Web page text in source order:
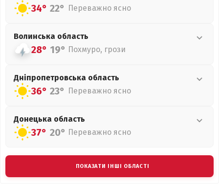
34° 22° Переважно ясно
Волинська область
28° 19° Похмуро, грози
Дніпропетровська область
36° 23° Переважно ясно
Донецька область
37° 20° Переважно ясно
ПОКАЗАТИ ІНШІ ОБЛАСТІ